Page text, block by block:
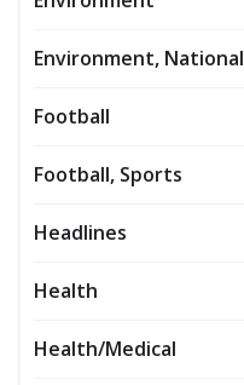
Environment, National
Football
Football, Sports
Headlines
Health
Health/Medical